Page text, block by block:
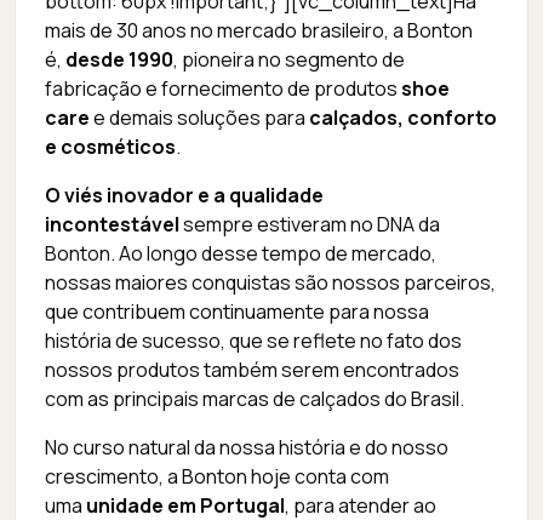
mais de 30 anos no mercado brasileiro, a Bonton
é, desde 1990, pioneira no segmento de
fabricação e fornecimento de produtosshoe
caree demais soluções para calçados, conforto
e cosméticos.
O viés inovador e a qualidade
incontestávelsempre estiveram no DNA da
Bonton. Ao longo desse tempo de mercado,
nossas maiores conquistas são nossos parceiros,
que contribuem continuamente para nossa
história de sucesso, que se reflete no fato dos
nossos produtos também serem encontrados
com as principais marcas de calçados do Brasil.
No curso natural da nossa história e do nosso
crescimento, a Bonton hoje conta com
uma unidade em Portugal, para atender ao